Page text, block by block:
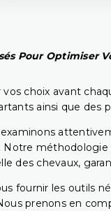
Pour Optimiser
choix avant
ainsi que
des chevaux,
fournir les outils
prenons en